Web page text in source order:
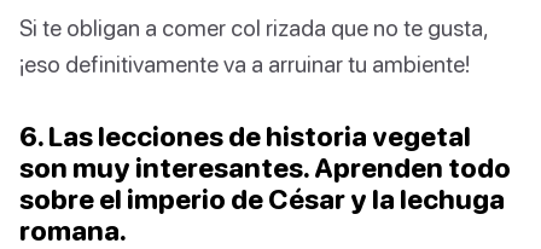
Si te obligan a comer col rizada que no te gusta,
¡eso definitivamente va a arruinar tu ambiente!
6. Las lecciones de historia vegetal
son muy interesantes. Aprenden todo
sobre el imperio de César y la lechuga
romana.